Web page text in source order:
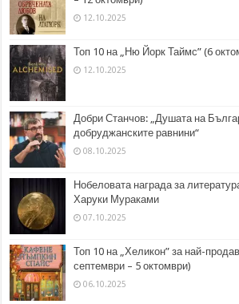
12.10.2025
Топ 10 на „Ню Йорк Таймс” (6
12.10.2025
Добри Станчов: „Душата на
добруджанските равнини“
08.10.2025
Нобеловата награда за
Харуки Мураками
07.10.2025
Топ 10 на „Хеликон” за най-
септември – 5 октомври)
06.10.2025